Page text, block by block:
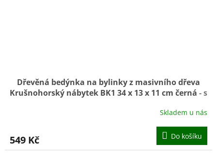
Dřevěná bedýnka na bylinky z masivního dřeva
Krušnohorský nábytek BK1 34 x 13 x 11 cm černá - s
Skladem u nás
549 Kč Do košíku